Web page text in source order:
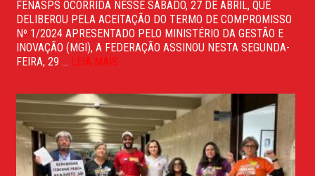
FENASPS OCORRIDA NESSE SÁBADO, 27 DE ABRIL, QUE
DELIBEROU PELA ACEITAÇÃO DO TERMO DE COMPROMISSO
Nº 1/2024 APRESENTADO PELO MINISTÉRIO DA GESTÃO E
INOVAÇÃO (MGI), A FEDERAÇÃO ASSINOU NESTA SEGUNDA-
FEIRA, 29 ... LEIA MAIS